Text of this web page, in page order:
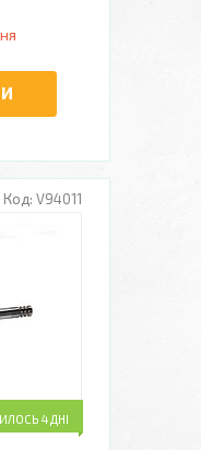
V94011
4 ДНІ